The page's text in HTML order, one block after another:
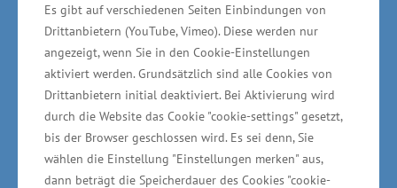
Es gibt auf verschiedenen Seiten Einbindungen von
Drittanbietern (YouTube, Vimeo). Diese werden nur
angezeigt, wenn Sie in den Cookie-Einstellungen
aktiviert werden. Grundsätzlich sind alle Cookies von
Drittanbietern initial deaktiviert. Bei Aktivierung wird
durch die Website das Cookie "cookie-settings" gesetzt,
bis der Browser geschlossen wird. Es sei denn, Sie
wählen die Einstellung "Einstellungen merken" aus,
dann beträgt die Speicherdauer des Cookies "cookie-
Zentren mit hochwertiger kommunaler und
verkehrlicher Infrastruktur. Dazu kommen die
regionalen natürlichen Heilmittel wie
beispielsweise Kreide, Sole, Salz, Meer und
Moor. „Wir haben viel zu bieten: eine historische
Bädertradition, natürliche Heilmittel,
ausgewiesene Heilwälder, landschaftliche